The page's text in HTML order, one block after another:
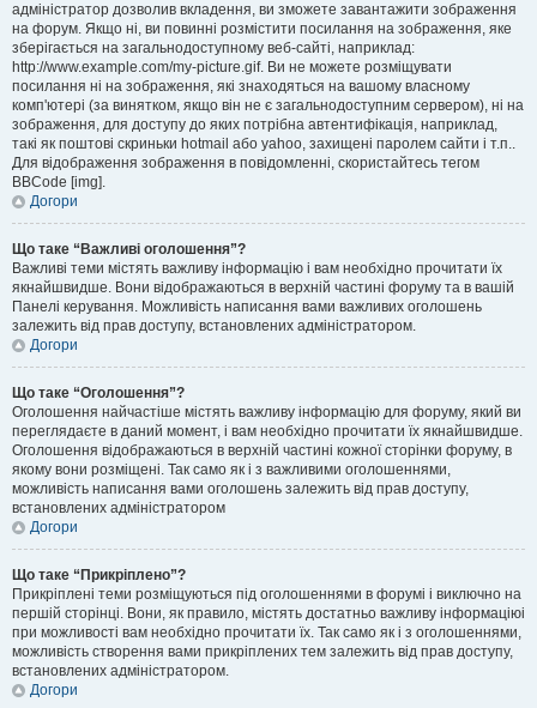
адміністратор дозволив вкладення, ви зможете завантажити зображення
на форум. Якщо ні, ви повинні розмістити посилання на зображення, яке
зберігається на загальнодоступному веб-сайті, наприклад:
http://www.example.com/my-picture.gif. Ви не можете розміщувати
посилання ні на зображення, які знаходяться на вашому власному
комп'ютері (за винятком, якщо він не є загальнодоступним сервером), ні на
зображення, для доступу до яких потрібна автентифікація, наприклад,
такі як поштові скриньки hotmail або yahoo, захищені паролем сайти і т.п..
Для відображення зображення в повідомленні, скористайтесь тегом
BBCode [img].
Догори
Що таке “Важливі оголошення”?
Важливі теми містять важливу інформацію і вам необхідно прочитати їх
якнайшвидше. Вони відображаються в верхній частині форуму та в вашій
Панелі керування. Можливість написання вами важливих оголошень
залежить від прав доступу, встановлених адміністратором.
Догори
Що таке “Оголошення”?
Оголошення найчастіше містять важливу інформацію для форуму, який ви
переглядаєте в даний момент, і вам необхідно прочитати їх якнайшвидше.
Оголошення відображаються в верхній частині кожної сторінки форуму, в
якому вони розміщені. Так само як і з важливими оголошеннями,
можливість написання вами оголошень залежить від прав доступу,
встановлених адміністратором
Догори
Що таке “Прикріплено”?
Прикріплені теми розміщуються під оголошеннями в форумі і виключно на
першій сторінці. Вони, як правило, містять достатньо важливу інформаціюі
при можливості вам необхідно прочитати їх. Так само як і з оголошеннями,
можливість створення вами прикріплених тем залежить від прав доступу,
встановлених адміністратором.
Догори